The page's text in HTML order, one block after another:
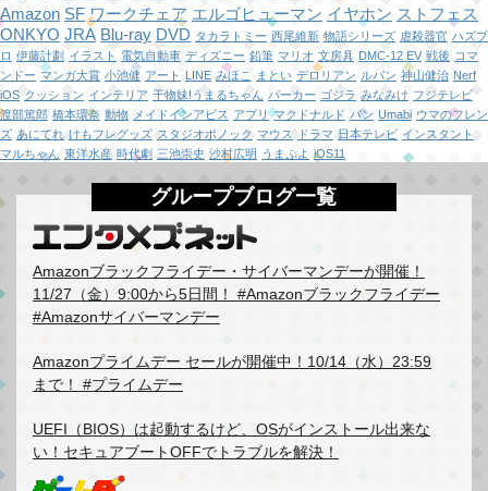
Amazon SF ワークチェア エルゴヒューマン イヤホン ストフェス
ONKYO JRA Blu-ray DVD タカラトミー 西尾維新 物語シリーズ 虐殺器官 ハズプ
ロ 伊藤計劃 イラスト 電気自動車 ディズニー 鉛筆 マリオ 文房具 DMC-12 EV 戦後 コマ
ンドー マンガ大賞 小池健 アート LINE みほこ まとい デロリアン ルパン 神山健治 Nerf
iOS クッション インテリア 干物妹!うまるちゃん パーカー ゴジラ みなみけ フジテレビ
渡部篤郎 橋本環奈 動物 メイドインアビス アプリ マクドナルド パン Umabi ウマのフレン
ズ あにてれ けもフレグッズ スタジオポノック マウス ドラマ 日本テレビ インスタント
マルちゃん 東洋水産 時代劇 三池崇史 沙村広明 うまぷよ iOS11
グループブログ一覧
Amazonブラックフライデー・サイバーマンデーが開催！
11/27（金）9:00から5日間！ #Amazonブラックフライデー
#Amazonサイバーマンデー
Amazonプライムデー セールが開催中！10/14（水）23:59
まで！ #プライムデー
UEFI（BIOS）は起動するけど、OSがインストール出来な
い！セキュアブートOFFでトラブルを解決！